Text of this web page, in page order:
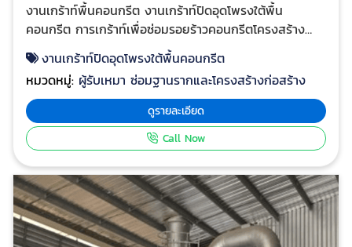
งานเกร้าท์พื้นคอนกรีต งานเกร้าท์ปิดอุดโพรงใต้พื้น
คอนกรีต การเกร้าท์เพื่อซ่อมรอยร้าวคอนกรีตโครงสร้าง
คอนกรีต 1. SMARTGROUT SG (Non Shrink Grouting)
2. SMARTGROUT PT (Non-Shrink Grout) จุดเด่นการ
ปรับปรุงสภาพชั้นดินอ่อนด้วยวิธี Compaction Grout วัสดุ
มีราคาตํ่า ทำให้การปรับปรุงสภาพชั้นดินอ่อนพื้นที่ขนาด
ใหญ่และลึก ใช้งบประมาณน้อย เมื่อเทียบกับการปรับปรุง
สภาพชั้นดินแบบอื่น กระบวนการทำงานที่ไม่ต้องใช้เครื่องมือ
ขนาดใหญ่ ไม่สลับซับซ้อน ทำให้การเข้าถึงหน้างานในที่
แคบๆ เป็นไปได้ง่าย มีกระบวนการตรวจสอบความสมบูรณ์
ของการปรับปรุงสภาพชั้นดิน ด้วยการวัดปริมาตรวัสดุที่ถูก
อัดปั๊ม และการวัดดันขณะทำการอัดปั๊ม ที่หมายถึงแรงต้าน
จากชั้นดิน สามารถทำการอัดปั๊มได้ลึกมากกว่า 20 เมตร
งานเกร้าท์ปิดอุดโพรงใต้พื้นคอนกรีต
หมวดหมู่: ผู้รับเหมา ซ่อมฐานรากและโครงสร้างก่อสร้าง
ดูรายละเอียด
Call Now